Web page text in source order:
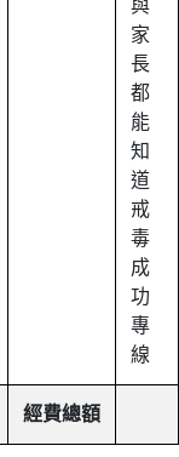
與
家
長
都
能
知
道
戒
毒
成
功
專
線
經費總額